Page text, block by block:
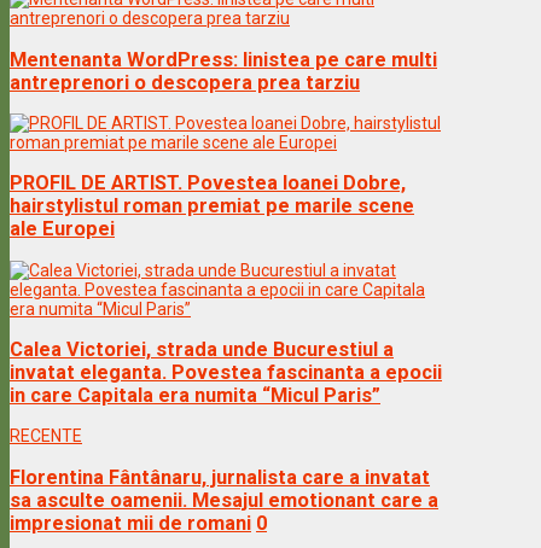
Mentenanta WordPress: linistea pe care multi
antreprenori o descopera prea tarziu
PROFIL DE ARTIST. Povestea Ioanei Dobre,
hairstylistul roman premiat pe marile scene
ale Europei
Calea Victoriei, strada unde Bucurestiul a
invatat eleganta. Povestea fascinanta a epocii
in care Capitala era numita “Micul Paris”
RECENTE
Florentina Fântânaru, jurnalista care a invatat
sa asculte oamenii. Mesajul emotionant care a
impresionat mii de romani 0